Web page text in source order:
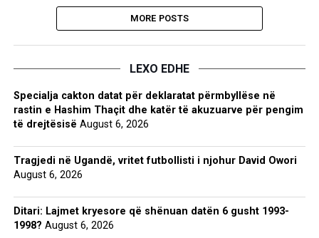
MORE POSTS
LEXO EDHE
Specialja cakton datat për deklaratat përmbyllëse në
rastin e Hashim Thaçit dhe katër të akuzuarve për pengim
të drejtësisë August 6, 2026
Tragjedi në Ugandë, vritet futbollisti i njohur David Owori
August 6, 2026
Ditari: Lajmet kryesore që shënuan datën 6 gusht 1993-
1998? August 6, 2026